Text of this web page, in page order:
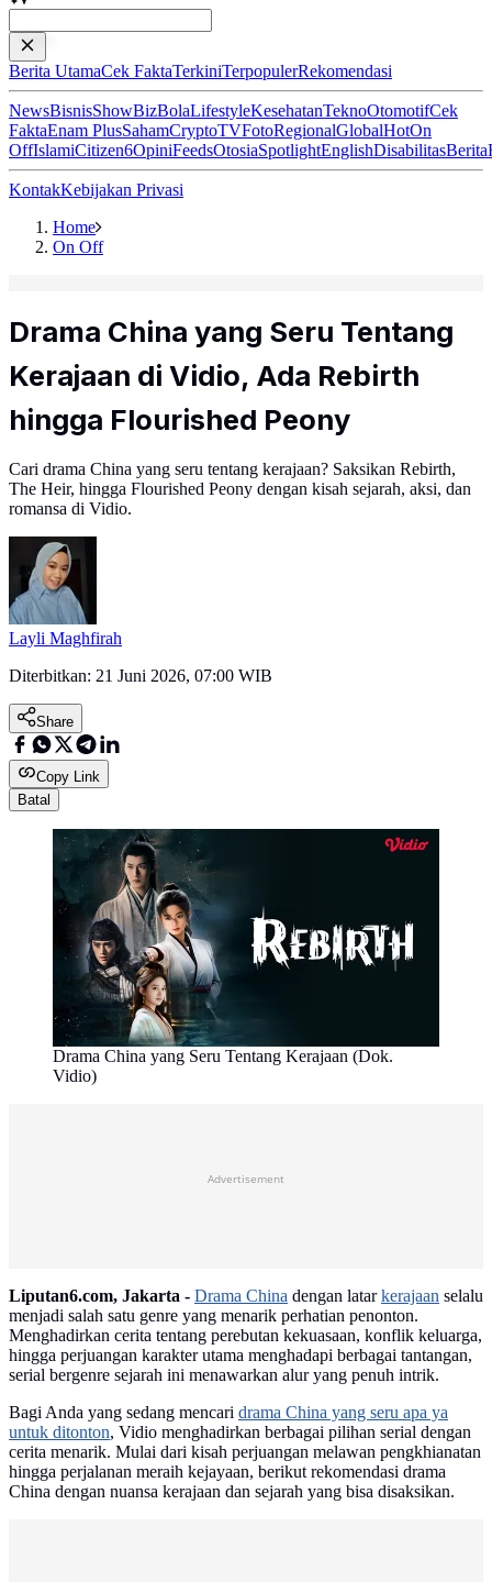
Baca lebih c
Berita UtamaCek FaktaTerkiniTerpopulerRekomendasi
NewsBisnisShowBizBolaLifestyleKesehatanTeknoOtomotifCek
FaktaEnam PlusSahamCryptoTVFotoRegionalGlobalHotOn
OffIslamiCitizen6OpiniFeedsOtosiaSpotlightEnglishDisabilitasBerita
KontakKebijakan Privasi
Home
On Off
Drama China yang Seru Tentang
Kerajaan di Vidio, Ada Rebirth
hingga Flourished Peony
Cari drama China yang seru tentang kerajaan? Saksikan Rebirth,
The Heir, hingga Flourished Peony dengan kisah sejarah, aksi, dan
romansa di Vidio.
Layli Maghfirah
Diterbitkan: 21 Juni 2026, 07:00 WIB
Share
Copy Link
Batal
Drama China yang Seru Tentang Kerajaan (Dok.
Vidio)
Advertisement
Liputan6.com, Jakarta - Drama China dengan latarkerajaan selalu
menjadi salah satu genre yang menarik perhatian penonton.
Menghadirkan cerita tentang perebutan kekuasaan, konflik keluarga,
hingga perjuangan karakter utama menghadapi berbagai tantangan,
serial bergenre sejarah ini menawarkan alur yang penuh intrik.
Bagi Anda yang sedang mencari drama China yang seru apa ya
untuk ditonton, Vidio menghadirkan berbagai pilihan serial dengan
cerita menarik. Mulai dari kisah perjuangan melawan pengkhianatan
hingga perjalanan meraih kejayaan, berikut rekomendasi drama
China dengan nuansa kerajaan dan sejarah yang bisa disaksikan.